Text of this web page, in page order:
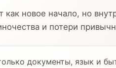
как новое начало, но
и потери
документы, язык и